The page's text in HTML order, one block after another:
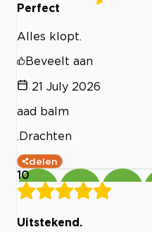
Perfect
Alles klopt.
Beveelt aan
21 July 2026
aad balm
.Drachten
delen
10
Uitstekend.